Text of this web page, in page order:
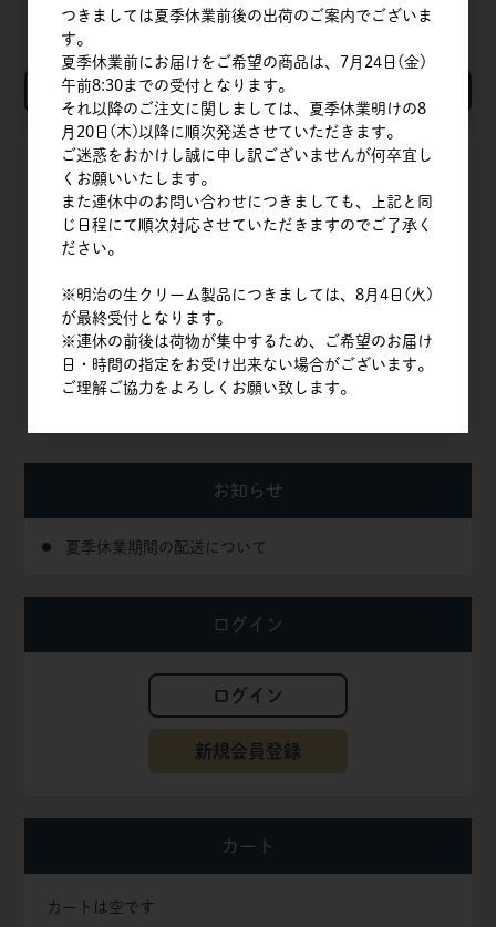
TOP
会社概要
クイックオーダー
よくある質問
お知らせ
夏季休業期間の配送について
ログイン
ログイン
新規会員登録
カート
カートは空です
つきましては夏季休業前後の出荷のご案内でございま
す。
夏季休業前にお届けをご希望の商品は、7月24日(金)
午前8:30までの受付となります。
それ以降のご注文に関しましては、夏季休業明けの8
月20日(木)以降に順次発送させていただきます。
ご迷惑をおかけし誠に申し訳ございませんが何卒宜し
くお願いいたします。
また連休中のお問い合わせにつきましても、上記と同
じ日程にて順次対応させていただきますのでご了承く
ださい。
※明治の生クリーム製品につきましては、8月4日(火)
が最終受付となります。
※連休の前後は荷物が集中するため、ご希望のお届け
日・時間の指定をお受け出来ない場合がございます。
ご理解ご協力をよろしくお願い致します。